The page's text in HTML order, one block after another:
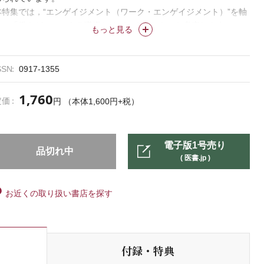
もっと見る
特集では，“エンゲイジメント（ワーク・エンゲイジメント）”を軸
，「働きがい」のある職場とはどのようなものか考察します。エン
イジメントを高めるという観点から「組織倫理」「看護師配置」
どのような姿勢・組織づくりがスタッフをエンパワーし，職場環境
0917-1355
1,760円 （本体1,600円+税）
品切れ中
電子版1号売り
( 医書.jp )
お近くの取り扱い書店を探す
付録・特典